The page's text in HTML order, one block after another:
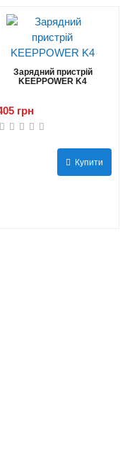
Зарядний пристрій
KEEPPOWER K4
грн
Купити